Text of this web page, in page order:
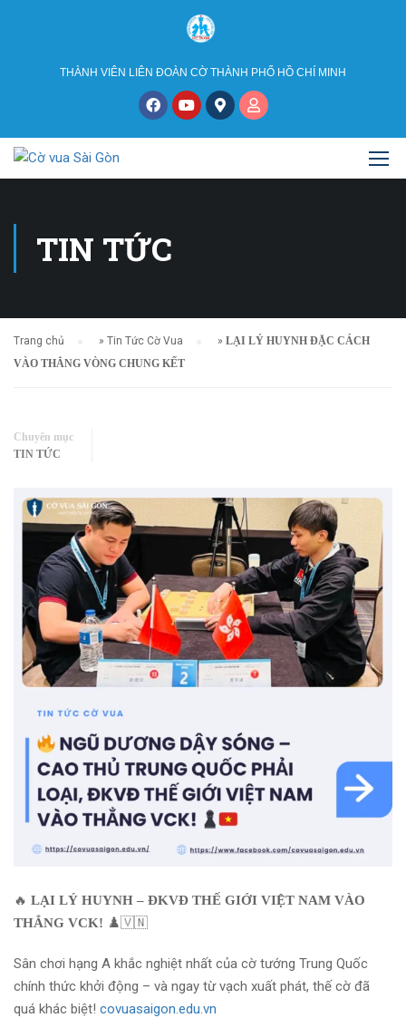
THÀNH VIÊN LIÊN ĐOÀN CỜ THÀNH PHỐ HỒ CHÍ MINH
TIN TỨC
Trang chủ » Tin Tức Cờ Vua » LẠI LÝ HUYNH ĐẶC CÁCH
VÀO THẲNG VÒNG CHUNG KẾT
Chuyên mục
TIN TỨC
🔥 LẠI LÝ HUYNH – ĐKVĐ THẾ GIỚI VIỆT NAM VÀO
THẲNG VCK! ♟️🇻🇳
Sân chơi hạng A khắc nghiệt nhất của cờ tướng Trung Quốc
chính thức khởi động – và ngay từ vạch xuất phát, thế cờ đã
quá khác biệt! covuasaigon.edu.vn